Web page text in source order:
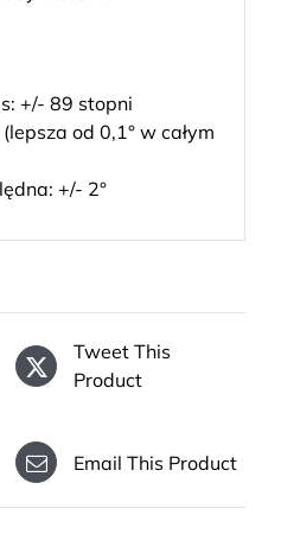
+/- 89 stopni
od 0,1° w całym
+/- 2°
Tweet This
Product
Email This Product